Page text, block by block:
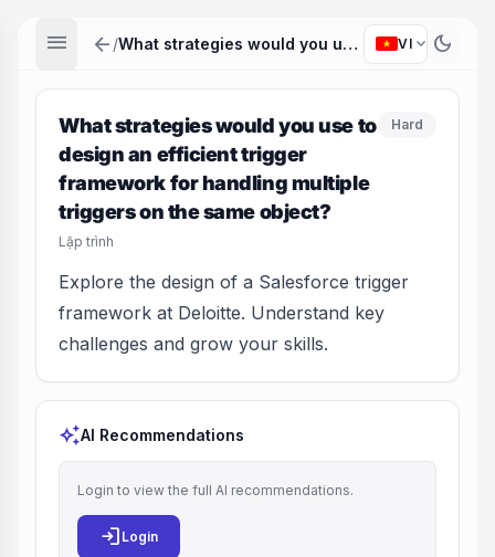
menu arrow_back / What strategies would you use to design an efficient trigger framework for handling multiple triggers on the same object? VI expand_more dark_mode
What strategies would you use to
design an efficient trigger
framework for handling multiple
triggers on the same object?
Lập trình
Hard
Explore the design of a Salesforce trigger
framework at Deloitte. Understand key
challenges and grow your skills.
auto_awesomeAI Recommendations
Login to view the full AI recommendations.
login Login